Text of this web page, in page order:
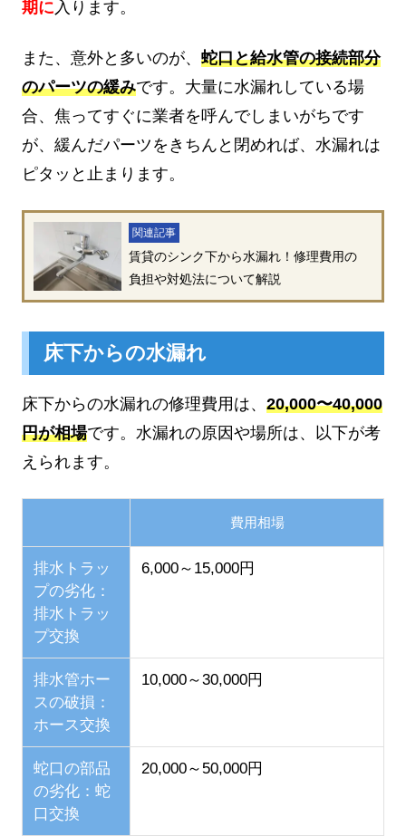
期に入ります。
また、意外と多いのが、 蛇口と給水管の接続部分
のパーツの緩みです。大量に水漏れしている場
合、焦ってすぐに業者を呼んでしまいがちです
が、緩んだパーツをきちんと閉めれば、水漏れは
ピタッと止まります。
関連記事
賃貸のシンク下から水漏れ！修理費用の
負担や対処法について解説
床下からの水漏れ
床下からの水漏れの修理費用は、 20,000〜40,000
円が相場です。水漏れの原因や場所は、以下が考
えられます。
費用相場
排水トラッ
プの劣化：
排水トラッ
プ交換
6,000～15,000円
排水管ホー
スの破損：
ホース交換
10,000～30,000円
蛇口の部品
の劣化：蛇
口交換
20,000～50,000円